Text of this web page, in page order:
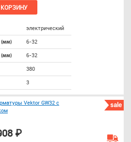
КОРЗИНУ
электрический
(мм) 6-32
(мм) 6-32
380
3
sale
Vektor GW32 с
₽